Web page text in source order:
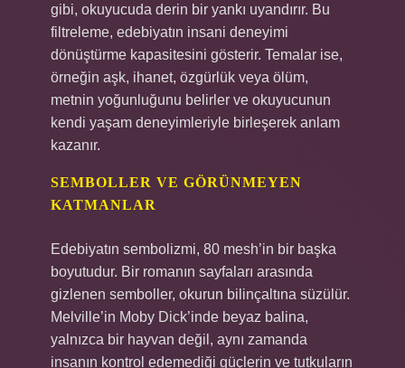
gibi, okuyucuda derin bir yankı uyandırır. Bu
filtreleme, edebiyatın insani deneyimi
dönüştürme kapasitesini gösterir. Temalar ise,
örneğin aşk, ihanet, özgürlük veya ölüm,
metnin yoğunluğunu belirler ve okuyucunun
kendi yaşam deneyimleriyle birleşerek anlam
kazanır.
SEMBOLLER VE GÖRÜNMEYEN
KATMANLAR
Edebiyatın sembolizmi, 80 mesh’in bir başka
boyutudur. Bir romanın sayfaları arasında
gizlenen semboller, okurun bilinçaltına süzülür.
Melville’in Moby Dick’inde beyaz balina,
yalnızca bir hayvan değil, aynı zamanda
insanın kontrol edemediği güçlerin ve tutkuların